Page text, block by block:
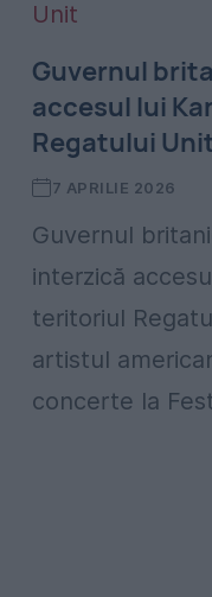
Guvernul
accesul lui
Regatului
7 APRILIE 2026
Guvernul
interzică
teritoriul
artistul
concerte la